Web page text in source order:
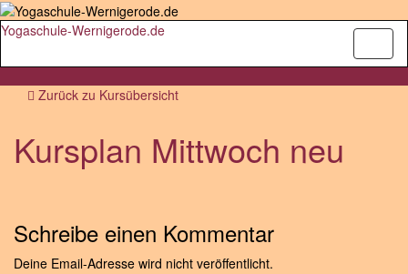
Yogaschule-Wernigerode.de
Zurück zu Kursübersicht
Kursplan Mittwoch neu
Schreibe einen Kommentar
Deine Email-Adresse wird nicht veröffentlicht.